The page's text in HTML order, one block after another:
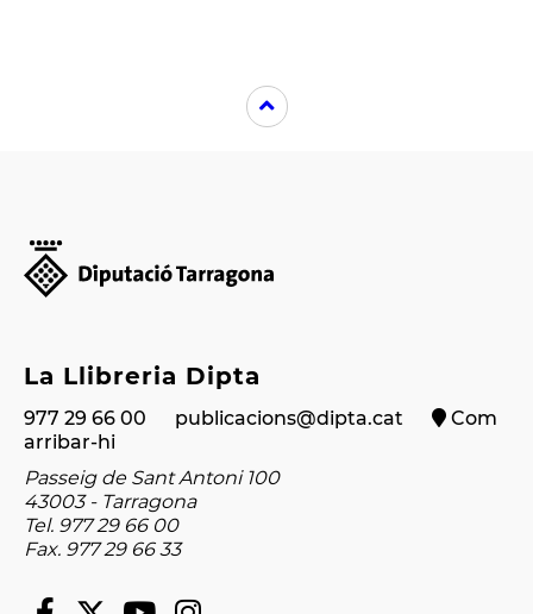
La Llibreria Dipta
977 29 66 00 publicacions@dipta.cat
Com
arribar-hi
Passeig de Sant Antoni 100
43003 - Tarragona
Tel. 977 29 66 00
Fax. 977 29 66 33